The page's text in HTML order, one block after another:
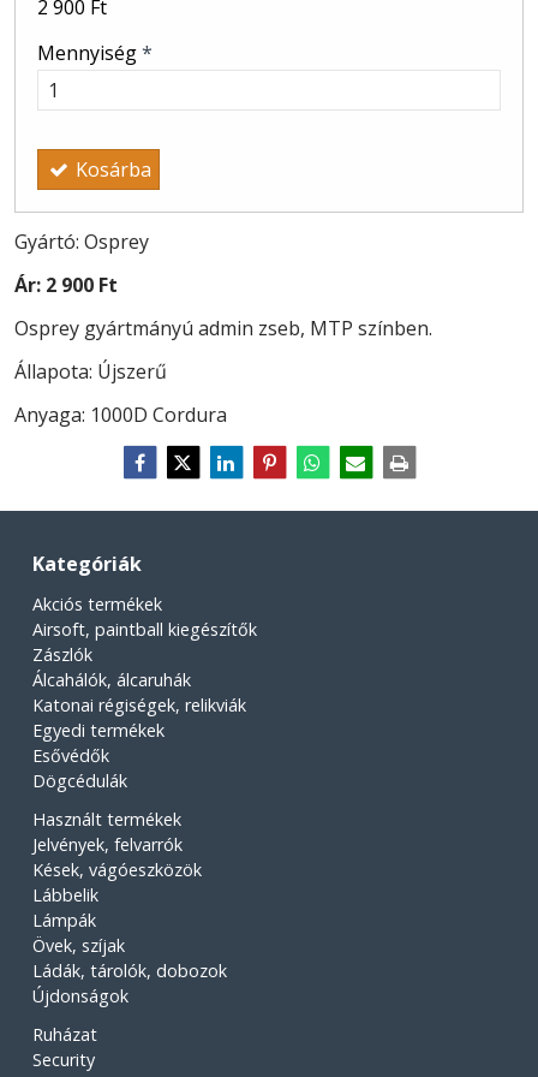
2 900 Ft
Mennyiség*
Kosárba
Gyártó: Osprey
Ár: 2 900 Ft
Osprey gyártmányú admin zseb, MTP színben.
Állapota: Újszerű
Anyaga: 1000D Cordura
Kategóriák
Akciós termékek
Airsoft, paintball kiegészítők
Zászlók
Álcahálók, álcaruhák
Katonai régiségek, relikviák
Egyedi termékek
Esővédők
Dögcédulák
Használt termékek
Jelvények, felvarrók
Kések, vágóeszközök
Lábbelik
Lámpák
Övek, szíjak
Ládák, tárolók, dobozok
Újdonságok
Ruházat
Security